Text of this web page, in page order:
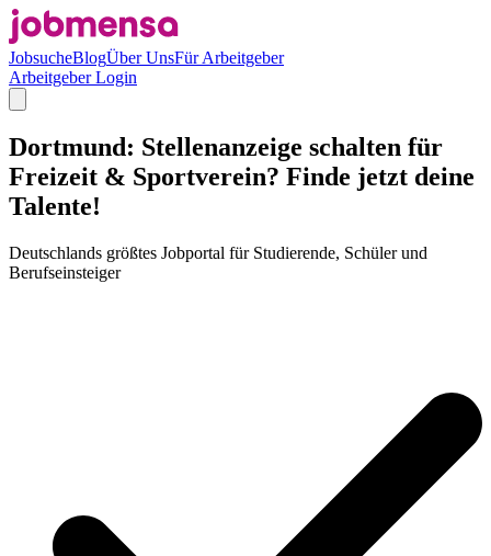
JobsucheBlogÜber UnsFür Arbeitgeber
Arbeitgeber Login
Dortmund: Stellenanzeige schalten für
Freizeit & Sportverein? Finde jetzt deine
Talente!
Deutschlands größtes Jobportal für Studierende, Schüler und
Berufseinsteiger